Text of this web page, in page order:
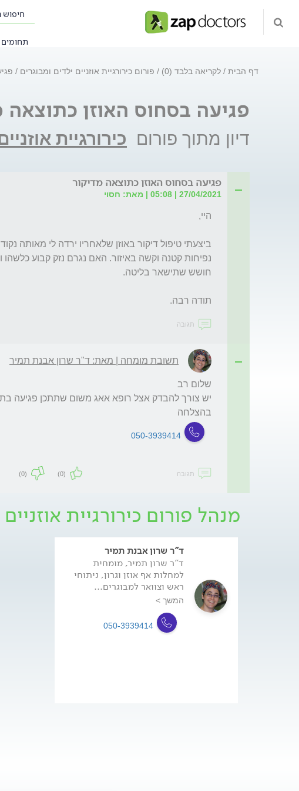
חיפוש
תחומים
דף הבית לקריאה בלבד (0) פורום כירורגיית אוזניים ילדים ומבוגרים
פגיעה בסחוס האוזן כתוצאה
דיון מתוך פורום כירורגיית
פגיעה בסחוס האוזן כתוצאה מדיקור
27/04/2021 | 05:08 | מאת: חסוי
תודה רבה.
תגובה
תשובת מומחה | מאת: ד"ר שרון אבנת תמיר
בהצלחה
050-3939414
תגובה (0)
(0)
מנהל פורום כירורגיית
ד"ר שרון אבנת תמיר
ד"ר שרון תמיר, מומחית
למחלות אף אוזן וגרון, ניתוחי
ראש וצוואר למבוגרים...
המשך >
050-3939414